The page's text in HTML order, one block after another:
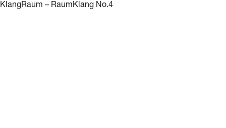
KlangRaum – RaumKlang No.4